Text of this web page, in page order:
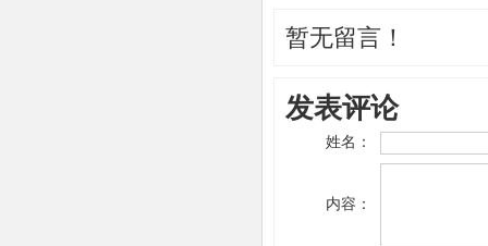
暂无留言！
发表评论
姓名：
内容：